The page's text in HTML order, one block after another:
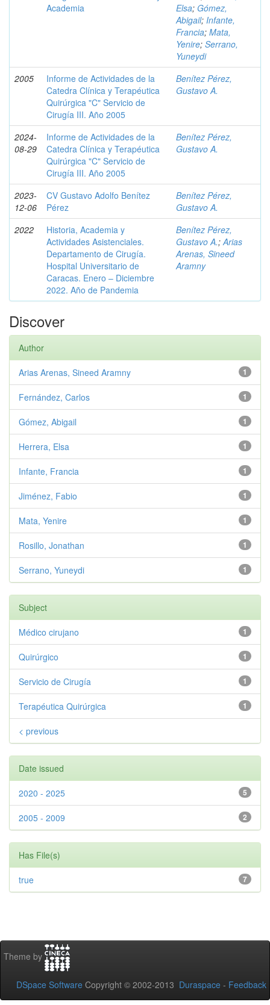
Academia
Elsa; Gómez,
Abigail; Infante,
Francia; Mata,
Yenire; Serrano,
Yuneydi
2005
Informe de Actividades de la
Catedra Clínica y Terapéutica
Quirúrgica "C" Servicio de
Cirugía III. Año 2005
Benítez Pérez,
Gustavo A.
2024-
08-29
Informe de Actividades de la
Catedra Clínica y Terapéutica
Quirúrgica "C" Servicio de
Cirugía III. Año 2005
Benítez Pérez,
Gustavo A.
2023-
12-06
CV Gustavo Adolfo Benítez
Pérez
Benítez Pérez,
Gustavo A.
2022
Historia, Academia y
Actividades Asistenciales.
Departamento de Cirugía.
Hospital Universitario de
Caracas. Enero – Diciembre
2022. Año de Pandemia
Benítez Pérez,
Gustavo A.;Arias
Arenas, Sineed
Aramny
Discover
Author
1
Arias Arenas, Sineed Aramny
1
Fernández, Carlos
1
Gómez, Abigail
1
Herrera, Elsa
1
Infante, Francia
1
Jiménez, Fabio
1
Mata, Yenire
1
Rosillo, Jonathan
1
Serrano, Yuneydi
Subject
1
Médico cirujano
1
Quirúrgico
1
Servicio de Cirugía
1
Terapéutica Quirúrgica
< previous
Date issued
5
2020 - 2025
2
2005 - 2009
Has File(s)
7
true
Theme by
DSpace Software Copyright © 2002-2013 Duraspace - Feedback